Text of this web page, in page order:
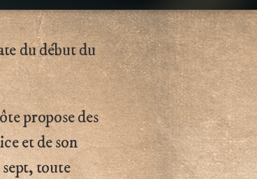
du début du
propose des
et de son
toute